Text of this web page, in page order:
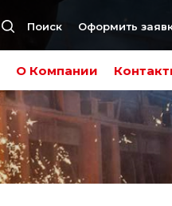
О Компании
Поиск Оформить